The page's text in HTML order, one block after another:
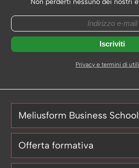
Non perderti nessuno dei nostri
Privacy e termini di
Meliusform Business School
Offerta formativa